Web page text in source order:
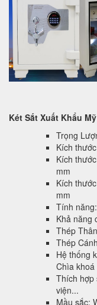
Két Sắt Xuất Khẩu
Trọng
Kích
Kích
mm
Kích
mm
Tính
Khả năng
Thép
Thép
Hệ thống
Chìa khoá
Thích hợp
viện...
Mầu sắc: